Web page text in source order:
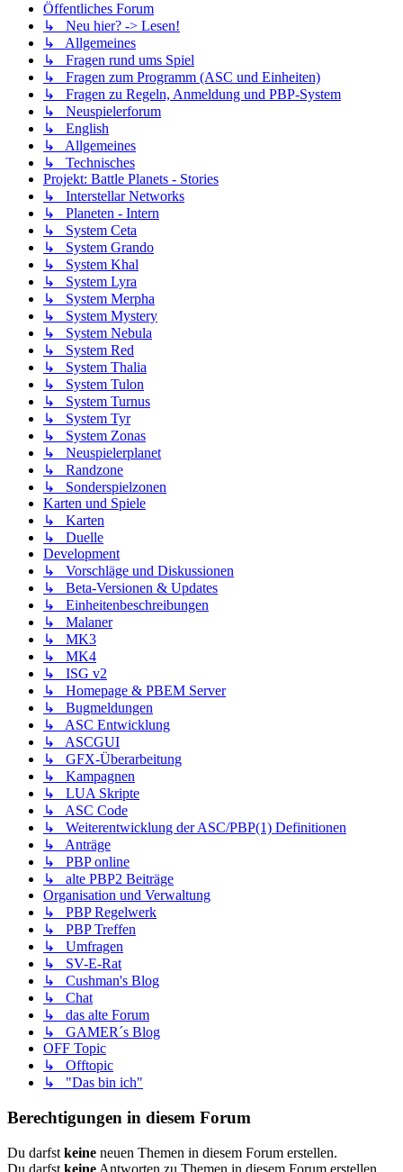
Öffentliches Forum
↳ Neu hier? -> Lesen!
↳ Allgemeines
↳ Fragen rund ums Spiel
↳ Fragen zum Programm (ASC und Einheiten)
↳ Fragen zu Regeln, Anmeldung und PBP-System
↳ Neuspielerforum
↳ English
↳ Allgemeines
↳ Technisches
Projekt: Battle Planets - Stories
↳ Interstellar Networks
↳ Planeten - Intern
↳ System Ceta
↳ System Grando
↳ System Khal
↳ System Lyra
↳ System Merpha
↳ System Mystery
↳ System Nebula
↳ System Red
↳ System Thalia
↳ System Tulon
↳ System Turnus
↳ System Tyr
↳ System Zonas
↳ Neuspielerplanet
↳ Randzone
↳ Sonderspielzonen
Karten und Spiele
↳ Karten
↳ Duelle
Development
↳ Vorschläge und Diskussionen
↳ Beta-Versionen & Updates
↳ Einheitenbeschreibungen
↳ Malaner
↳ MK3
↳ MK4
↳ ISG v2
↳ Homepage & PBEM Server
↳ Bugmeldungen
↳ ASC Entwicklung
↳ ASCGUI
↳ GFX-Überarbeitung
↳ Kampagnen
↳ LUA Skripte
↳ ASC Code
↳ Weiterentwicklung der ASC/PBP(1) Definitionen
↳ Anträge
↳ PBP online
↳ alte PBP2 Beiträge
Organisation und Verwaltung
↳ PBP Regelwerk
↳ PBP Treffen
↳ Umfragen
↳ SV-E-Rat
↳ Cushman's Blog
↳ Chat
↳ das alte Forum
↳ GAMER´s Blog
OFF Topic
↳ Offtopic
↳ "Das bin ich"
Berechtigungen in diesem Forum
Du darfst keine neuen Themen in diesem Forum erstellen.
Du darfst keine Antworten zu Themen in diesem Forum erstellen.